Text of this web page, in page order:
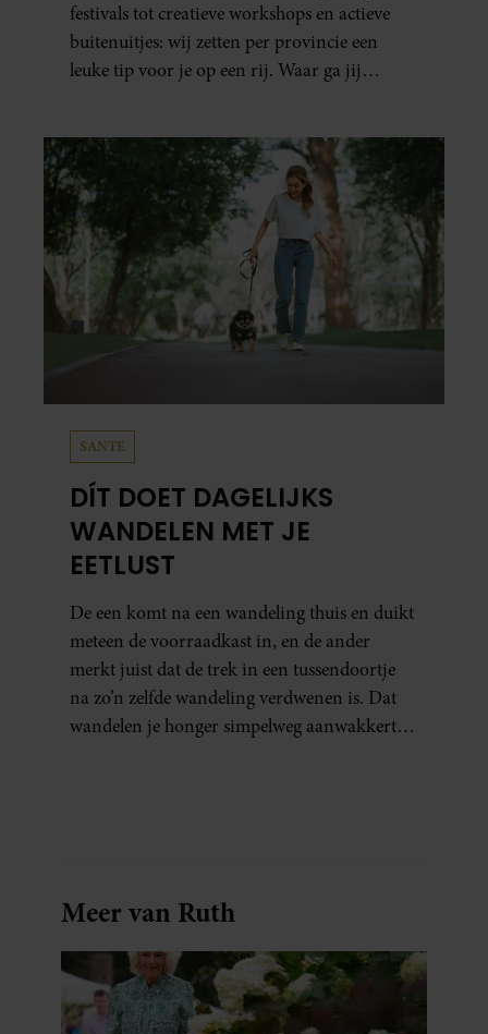
festivals tot creatieve workshops en actieve
buitenuitjes: wij zetten per provincie een
leuke tip voor je op een rij. Waar ga jij
SANTE
DÍT DOET DAGELIJKS
WANDELEN MET JE
EETLUST
De een komt na een wandeling thuis en duikt
meteen de voorraadkast in, en de ander
merkt juist dat de trek in een tussendoortje
na zo’n zelfde wandeling verdwenen is. Dat
wandelen je honger simpelweg aanwakkert,
Meer van Ruth